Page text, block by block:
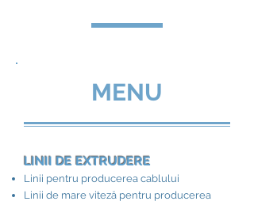
MENU
LINII DE EXTRUDERE
Linii pentru producerea cablului
Linii de mare viteză pentru producerea